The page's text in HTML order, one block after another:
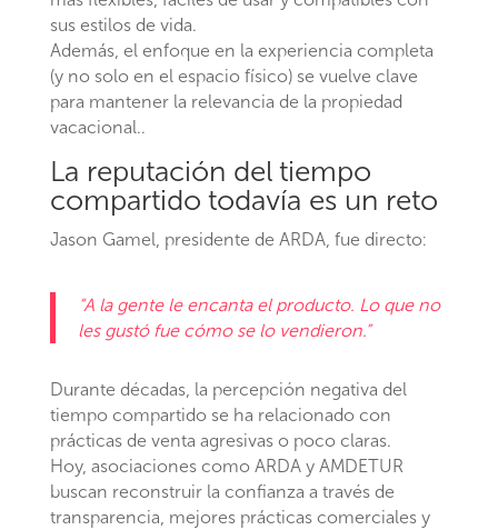
sus estilos de vida.
Además, el enfoque en la experiencia completa
(y no solo en el espacio físico) se vuelve clave
para mantener la relevancia de la propiedad
vacacional..
La reputación del tiempo
compartido todavía es un reto
Jason Gamel, presidente de ARDA, fue directo:
“A la gente le encanta el producto. Lo que no
les gustó fue cómo se lo vendieron.”
Durante décadas, la percepción negativa del
tiempo compartido se ha relacionado con
prácticas de venta agresivas o poco claras.
Hoy, asociaciones como ARDA y AMDETUR
buscan reconstruir la confianza a través de
transparencia, mejores prácticas comerciales y